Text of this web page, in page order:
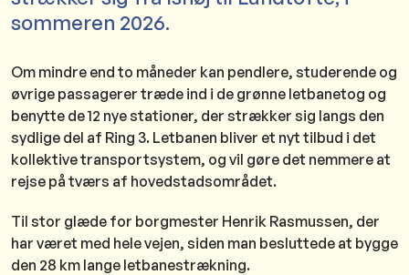
sommeren 2026.
Om mindre end to måneder kan pendlere, studerende og
øvrige passagerer træde ind i de grønne letbanetog og
benytte de 12 nye stationer, der strækker sig langs den
sydlige del af Ring 3. Letbanen bliver et nyt tilbud i det
kollektive transportsystem, og vil gøre det nemmere at
rejse på tværs af hovedstadsområdet.
Til stor glæde for borgmester Henrik Rasmussen, der
har været med hele vejen, siden man besluttede at bygge
den 28 km lange letbanestrækning.